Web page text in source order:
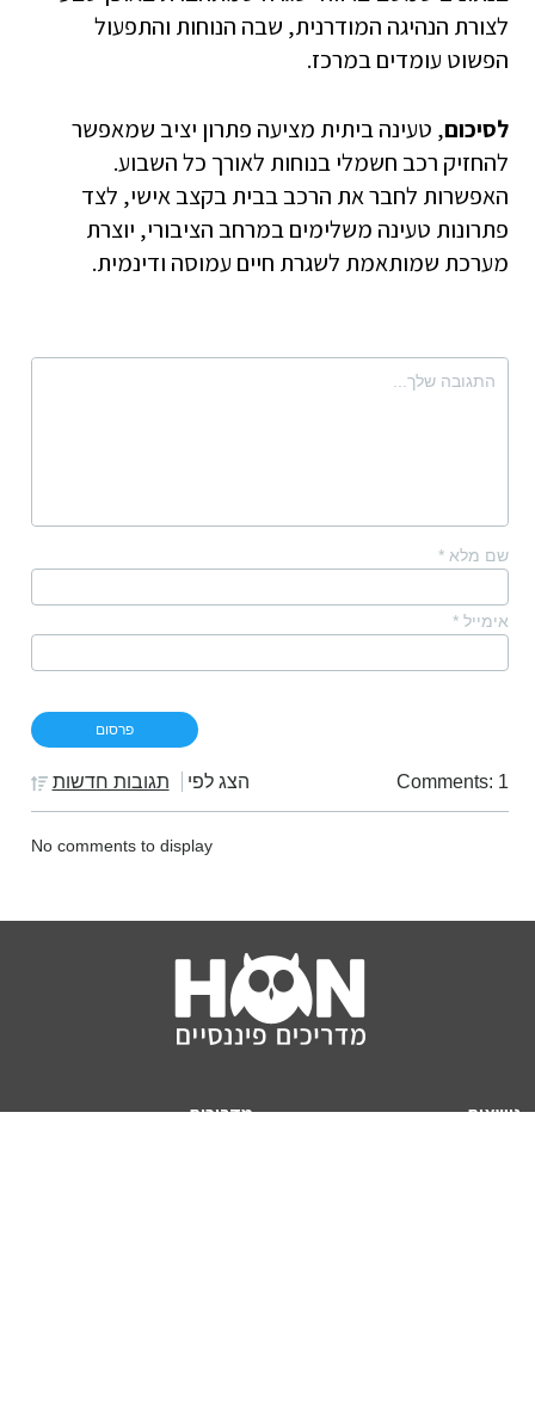
לצורת הנהיגה המודרנית, שבה הנוחות והתפעול
הפשוט עומדים במרכז.
לסיכום, טעינה ביתית מציעה פתרון יציב שמאפשר
להחזיק רכב חשמלי בנוחות לאורך כל השבוע.
האפשרות לחבר את הרכב בבית בקצב אישי, לצד
פתרונות טעינה משלימים במרחב הציבורי, יוצרת
מערכת שמותאמת לשגרת חיים עמוסה ודינמית.
שם מלא *
אימייל *
Comments: 1 הצג לפי תגובות חדשות
No comments to display
נושאים
מדריכים